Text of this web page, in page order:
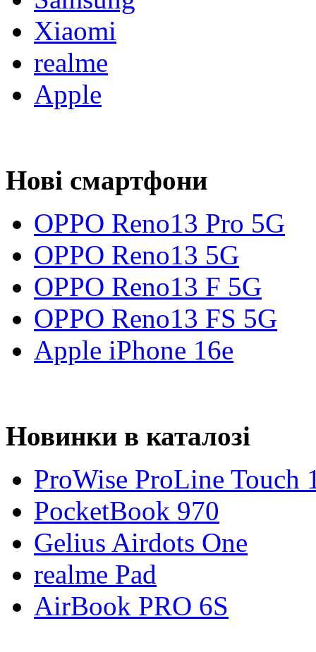
Xiaomi
realme
Apple
Нові смартфони
OPPO Reno13 Pro 5G
OPPO Reno13 5G
OPPO Reno13 F 5G
OPPO Reno13 FS 5G
Apple iPhone 16e
Новинки в каталозі
ProWise ProLine Touch
PocketBook 970
Gelius Airdots One
realme Pad
AirBook PRO 6S